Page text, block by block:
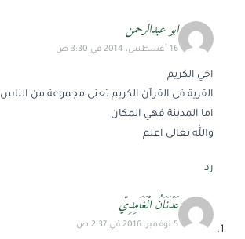
ابو عبدالرحمن
16 أغسطس، 2014 في 3:30 ص
اخي الكريم
القرية في القرآن الكريم تعني مجموعة من الناس
اما المدينة فهي المكان
والله تعالى اعلم
رد
عَدْنَاَنُ الْغَاَمِدِيّ
5 نوفمبر، 2016 في 2:37 ص